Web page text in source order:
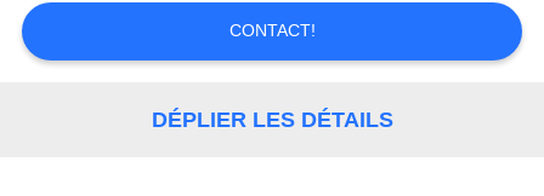
DE
CONTACT!
DÉPLIER LES DÉTAILS